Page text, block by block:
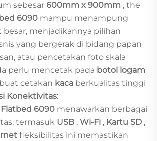
sebesar 600mm x 900mm , the
6090 mampu menampung
menjadikannya pilihan
yang bergerak di bidang papan
atau pencetakan foto skala
perlu mencetak pada botol logam
cetakan kaca berkualitas tinggi
Konektivitas:
6090 menawarkan berbagai
termasuk USB , Wi-Fi , Kartu SD ,
fleksibilitas ini memastikan